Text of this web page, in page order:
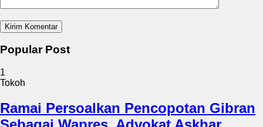
Popular Post
1
Tokoh
Ramai Persoalkan Pencopotan Gibran